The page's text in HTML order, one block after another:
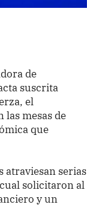
de
suscrita
el
mesas de
que
atraviesan serias
solicitaron al
y un